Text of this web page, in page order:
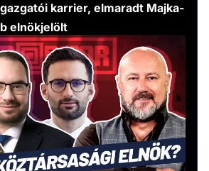
karrier, elmaradt Majka-
elnökjelölt